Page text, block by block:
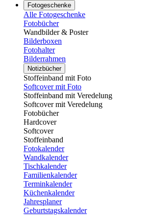
Fotogeschenke
Alle Fotogeschenke
Fotobücher
Wandbilder & Poster
Bilderboxen
Fotohalter
Bilderrahmen
Notizbücher
Stoffeinband mit Foto
Softcover mit Foto
Stoffeinband mit Veredelung
Softcover mit Veredelung
Fotobücher
Hardcover
Softcover
Stoffeinband
Fotokalender
Wandkalender
Tischkalender
Familienkalender
Terminkalender
Küchenkalender
Jahresplaner
Geburtstagskalender